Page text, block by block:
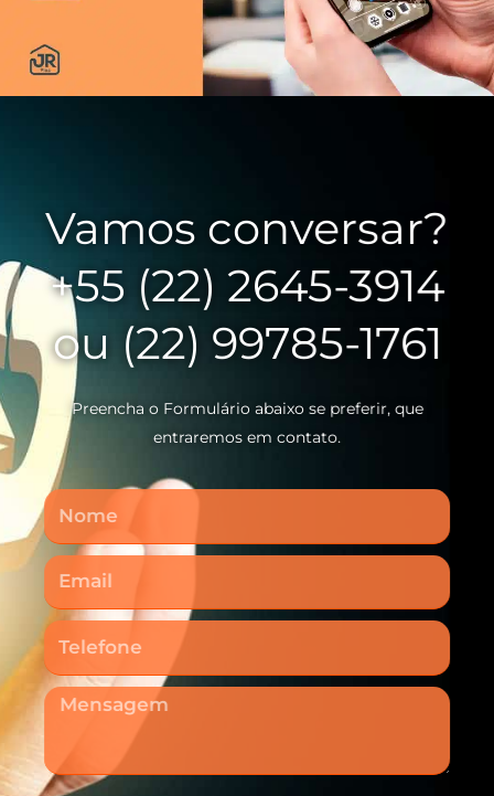
Vamos conversar?
+55 (22) 2645-3914
ou (22) 99785-1761
Preencha o Formulário abaixo se preferir, que
entraremos em contato.
Nome
Email
Telefone
Mensagem